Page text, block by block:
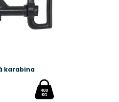
karabina